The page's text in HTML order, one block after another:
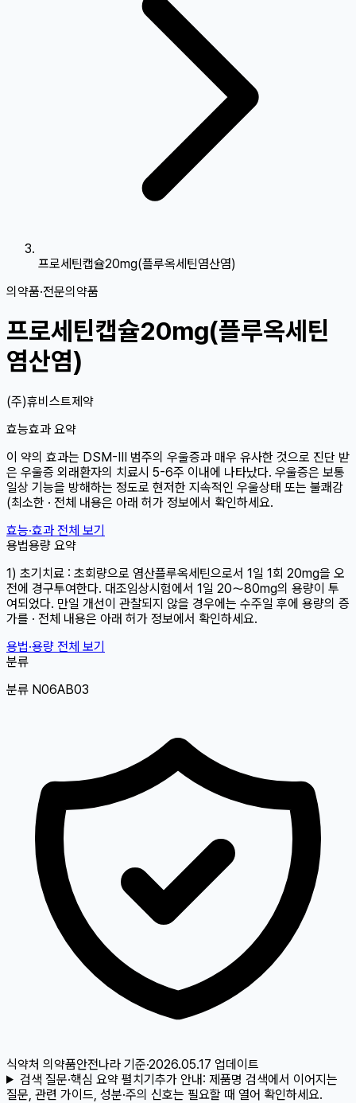
프로세틴캡슐20mg(플루옥세틴염산염)
의약품·전문의약품
프로세틴캡슐20mg(플루옥세틴
염산염)
(주)휴비스트제약
효능효과 요약
이 약의 효과는 DSM-Ⅲ 범주의 우울증과 매우 유사한 것으로 진단 받
은 우울증 외래환자의 치료시 5-6주 이내에 나타났다. 우울증은 보통
일상 기능을 방해하는 정도로 현저한 지속적인 우울상태 또는 불쾌감
(최소한 · 전체 내용은 아래 허가 정보에서 확인하세요.
효능·효과 전체 보기
용법용량 요약
1) 초기치료 : 초회량으로 염산플루옥세틴으로서 1일 1회 20mg을 오
전에 경구투여한다. 대조임상시험에서 1일 20～80mg의 용량이 투
여되었다. 만일 개선이 관찰되지 않을 경우에는 수주일 후에 용량의 증
가를 · 전체 내용은 아래 허가 정보에서 확인하세요.
용법·용량 전체 보기
분류
분류 N06AB03
식약처 의약품안전나라 기준·2026.05.17 업데이트
검색 질문·핵심 요약 펼치기추가 안내: 제품명 검색에서 이어지는
질문, 관련 가이드, 성분·주의 신호는 필요할 때 열어 확인하세요.